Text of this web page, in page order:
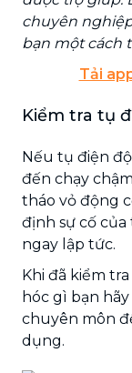
chuyên
bạn một cách
Tải
Kiểm tra tụ
Nếu tụ điện
đến chạy
tháo vỏ động
định sự cố
ngay lập tức.
Khi đã kiểm
hóc gì bạn
chuyên môn
dụng.